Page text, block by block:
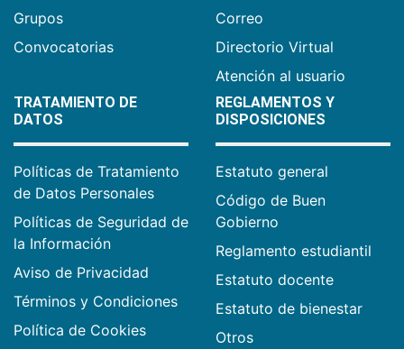
Grupos
Convocatorias
Correo
Directorio Virtual
Atención al usuario
TRATAMIENTO DE
DATOS
Políticas de Tratamiento
de Datos Personales
Políticas de Seguridad de
la Información
Aviso de Privacidad
Términos y Condiciones
Política de Cookies
REGLAMENTOS Y
DISPOSICIONES
Estatuto general
Código de Buen
Gobierno
Reglamento estudiantil
Estatuto docente
Estatuto de bienestar
Otros